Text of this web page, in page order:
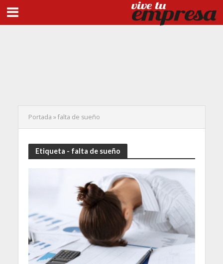
Portada »falta de sueño
Etiqueta - falta de sueño